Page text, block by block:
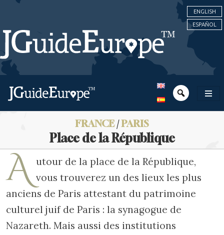
ENGLISH
ESPAÑOL
FRANCE/PARIS
Place de la République
A utour de la place de la République,
vous trouverez un des lieux les plus
anciens de Paris attestant du patrimoine
culturel juif de Paris : la synagogue de
Nazareth. Mais aussi des institutions